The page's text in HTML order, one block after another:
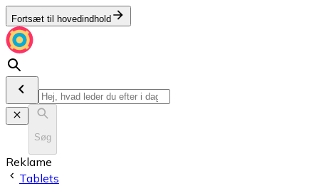
Fortsæt til hovedindhold
Søg
Reklame
Tablets